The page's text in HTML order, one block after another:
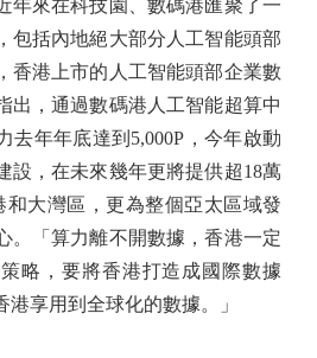
來在科技園、數碼港匯聚了一
包括內地絕大部分人工智能頭部
香港上市的人工智能頭部企業數
出，通過數碼港人工智能超算中
去年年底達到5,000P，今年啟動
設，在未來幾年更將提供超18萬
和大灣區，更為整個亞太區域發
。「算力離不開數據，香港一定
略，要將香港打造成國際數據
享用到全球化的數據。」